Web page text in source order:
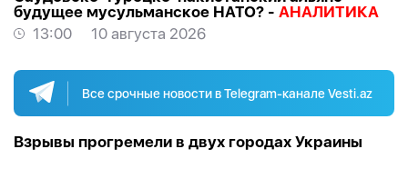
будущее мусульманское НАТО? - АНАЛИТИКА
13:00
10 августа 2026
Все срочные новости в Telegram-канале Vesti.az
Взрывы прогремели в двух городах Украины